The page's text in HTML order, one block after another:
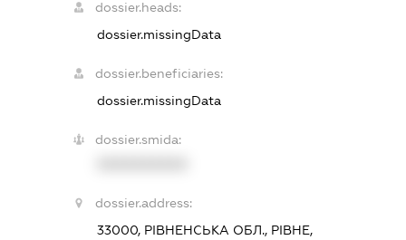
dossier.heads:
dossier.missingData
dossier.beneficiaries:
dossier.missingData
dossier.smida:
dossier.address:
33000, РІВНЕНСЬКА ОБЛ., РІВНЕ,